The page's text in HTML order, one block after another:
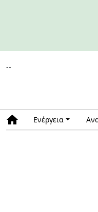
--
Ενέργεια